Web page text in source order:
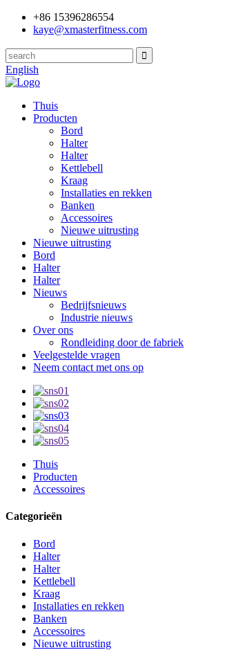
+86 15396286554
kaye@xmasterfitness.com
English
Thuis
Producten
Bord
Halter
Halter
Kettlebell
Kraag
Installaties en rekken
Banken
Accessoires
Nieuwe uitrusting
Nieuwe uitrusting
Bord
Halter
Halter
Nieuws
Bedrijfsnieuws
Industrie nieuws
Over ons
Rondleiding door de fabriek
Veelgestelde vragen
Neem contact met ons op
Thuis
Producten
Accessoires
Categorieën
Bord
Halter
Halter
Kettlebell
Kraag
Installaties en rekken
Banken
Accessoires
Nieuwe uitrusting